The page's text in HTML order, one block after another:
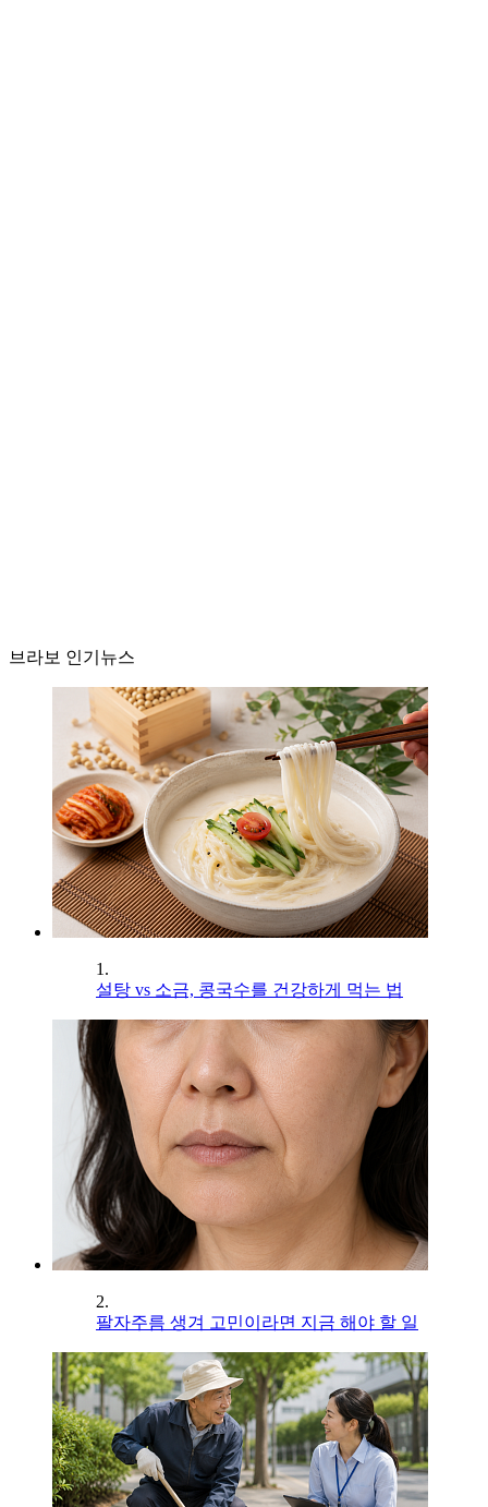
브라보 인기뉴스
1.
설탕 vs 소금, 콩국수를 건강하게 먹는 법
2.
팔자주름 생겨 고민이라면 지금 해야 할 일